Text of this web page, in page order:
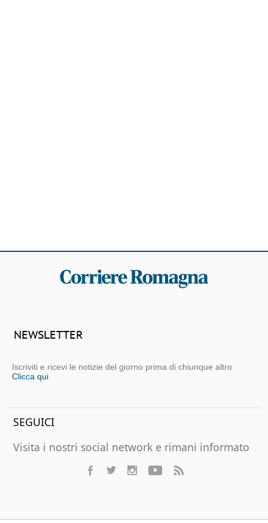
NEWSLETTER
Iscriviti e ricevi le notizie del giorno prima di chiunque altro
Clicca qui
SEGUICI
Visita i nostri social network e rimani informato